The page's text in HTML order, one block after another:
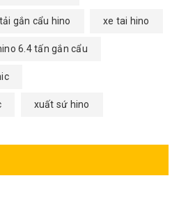
gắn cẩu hino xe tai hino
6.4 tấn gắn cẩu
xuất sứ hino